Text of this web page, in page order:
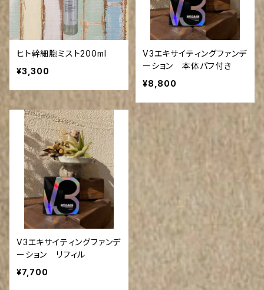
ヒト幹細胞ミスト200ml
¥3,300
V3エキサイティングファンデ
ーション 本体パフ付き
¥8,800
V3エキサイティングファンデ
ーション リフィル
¥7,700